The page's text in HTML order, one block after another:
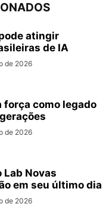
atingir
de IA
de 2026
força como legado
de 2026
Lab Novas
em seu último dia
de 2026